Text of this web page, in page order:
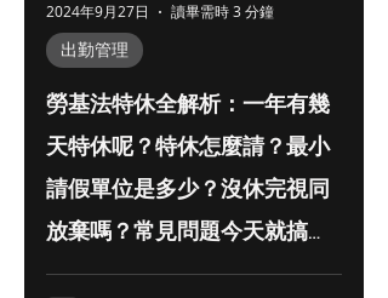
勞基法特休全解析：一年有幾
天特休呢？特休怎麼請？最小
請假單位是多少？沒休完視同
放棄嗎？常見問題今天就搞
懂！
出勤管理
2024年9月27日 讀畢需時 3 分鐘